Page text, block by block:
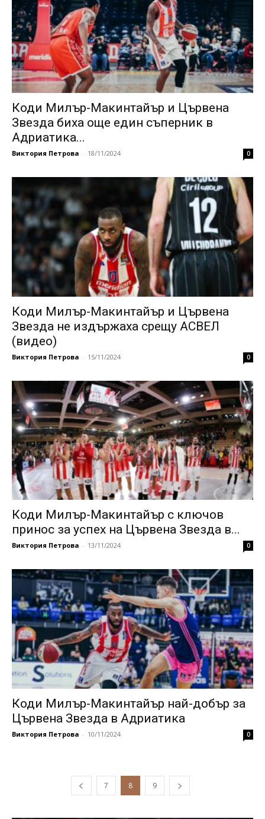
Коди Милър-Макинтайър и Цървена
Звезда биха още един съперник в
Адриатика...
Виктория Петрова - 18/11/2024 0
Коди Милър-Макинтайър и Цървена
Звезда не издържаха срещу АСВЕЛ
(видео)
Виктория Петрова - 15/11/2024 0
Коди Милър-Макинтайър с ключов
принос за успех на Цървена Звезда в...
Виктория Петрова - 13/11/2024 0
Коди Милър-Макинтайър най-добър за
Цървена Звезда в Адриатика
Виктория Петрова - 10/11/2024 0
7 8 9